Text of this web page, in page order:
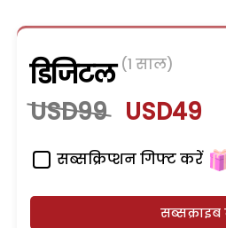
डिजिटल (1 साल)
USD99 USD49
सब्सक्रिप्शन गिफ्ट करें